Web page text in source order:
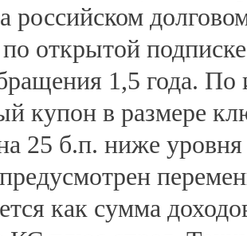
российском
по открытой
1,5 года. По
купон в размере
25 б.п. ниже
как сумма